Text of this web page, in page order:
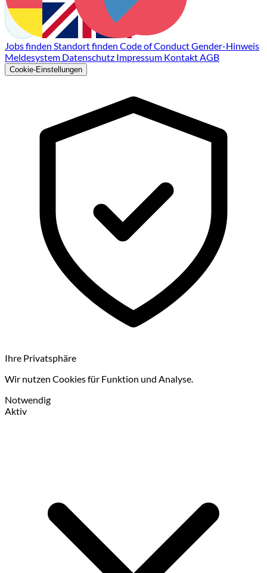
Jobs finden Standort finden Code of ConductGender-Hinweis
Meldesystem Datenschutz Impressum KontaktAGB
Cookie-Einstellungen
Ihre Privatsphäre
Wir nutzen Cookies für Funktion und Analyse.
Notwendig
Aktiv